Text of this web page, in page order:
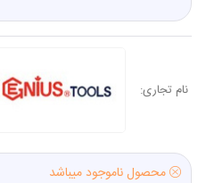
نام تجاری:
محصول ناموجود میباشد